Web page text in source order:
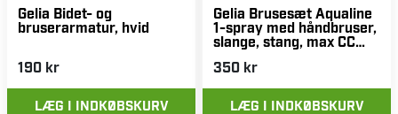
Gelia Bidet- og
bruserarmatur, hvid
190 kr
LÆG I INDKØBSKURV
Gelia Brusesæt Aqualine
1-spray med håndbruser,
slange, stang, max CC
760 mm, 1,75 m, krom
350 kr
LÆG I INDKØBSKURV